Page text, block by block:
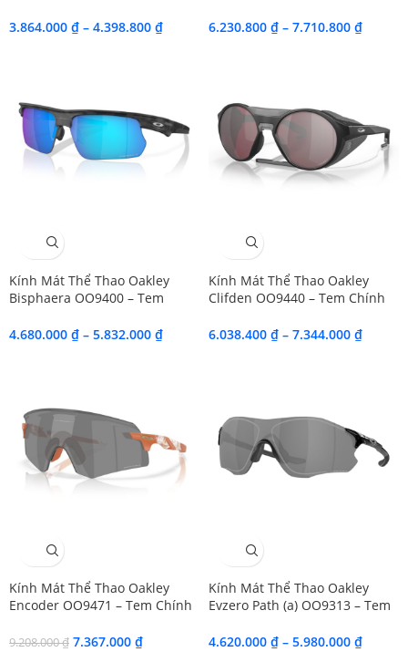
3.864.000 ₫ – 4.398.800 ₫
6.230.800 ₫ – 7.710.800 ₫
Kính Mát Thể Thao Oakley
Bisphaera OO9400 – Tem
4.680.000 ₫ – 5.832.000 ₫
Kính Mát Thể Thao Oakley
Clifden OO9440 – Tem Chính
6.038.400 ₫ – 7.344.000 ₫
Kính Mát Thể Thao Oakley
Encoder OO9471 – Tem Chính
9.208.000₫ 7.367.000 ₫
Kính Mát Thể Thao Oakley
Evzero Path (a) OO9313 – Tem
4.620.000 ₫ – 5.980.000 ₫